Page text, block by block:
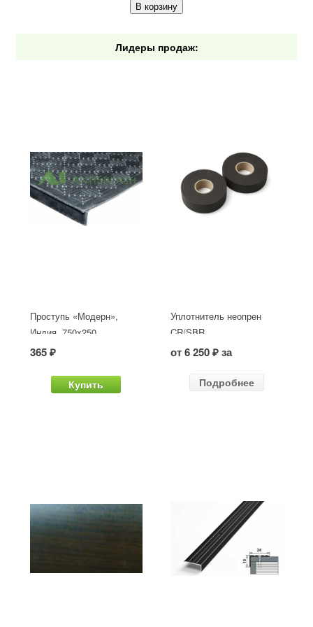
В корзину
Лидеры продаж:
Проступь «Модерн»,
Индия, 750x250
365 ₽
Купить
Уплотнитель неопрен
CR/SBR
от 6 250 ₽ за
Подробнее